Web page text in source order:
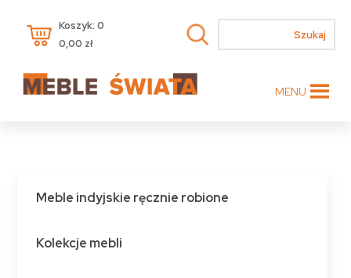
Koszyk: 0
0,00 zł
MENU
Meble indyjskie ręcznie robione
Kolekcje mebli